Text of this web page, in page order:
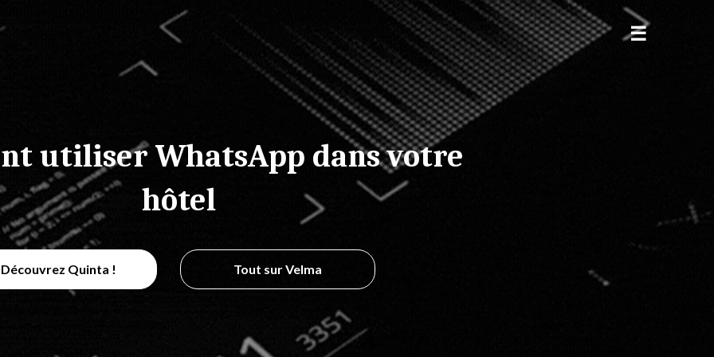
utiliser WhatsApp dans votre
hôtel
Découvrez Quinta ! Tout sur Velma